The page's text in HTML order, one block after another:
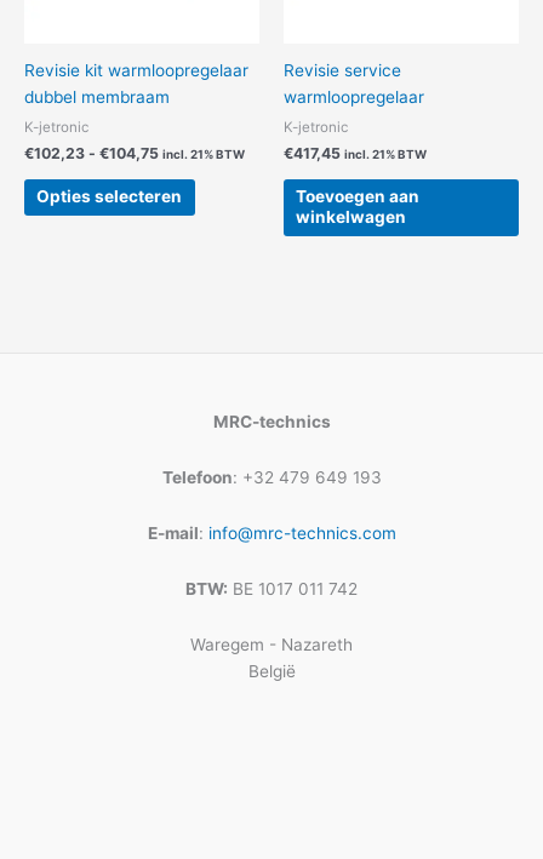
Revisie kit warmloopregelaar
dubbel membraam
K-jetronic
€102,23 - €104,75 incl. 21% BTW
Opties selecteren
productpaginaRevisie service
warmloopregelaar
K-jetronic
€417,45 incl. 21% BTW
Toevoegen aan
winkelwagen
MRC-technics
Telefoon: +32 479 649 193
E-mail: info@mrc-technics.com
BTW: BE 1017 011 742
Waregem - Nazareth
België